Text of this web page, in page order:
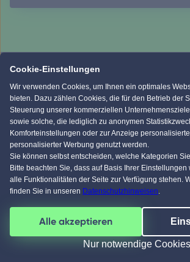
Baustile Hauspreise
Amerikanische Häuser
Alpenländische Häuser
Bauhaus-Häuser
Betonhäuser
Designerhäuser
Cookie-Einstellungen
Wir verwenden Cookies, um Ihnen ein optimales
bieten. Dazu zählen Cookies, die für den Betrieb der
Steuerung unserer kommerziellen
sowie solche, die lediglich zu anonymen
Komforteinstellungen oder zur Anzeige
personalisierter Werbung genutzt werden.
Sie können selbst entscheiden, welche Kategorien
Bitte beachten Sie, dass auf Basis Ihrer
alle Funktionalitäten der Seite zur Verfügung stehen.
finden Sie in unseren Datenschutzhinweisen.
Alle akzeptieren
Nur notwendige Cookies